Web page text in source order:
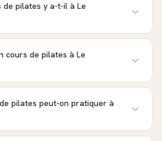
de pilates y a-t-il à Le
cours de pilates à Le
pilates peut-on pratiquer à